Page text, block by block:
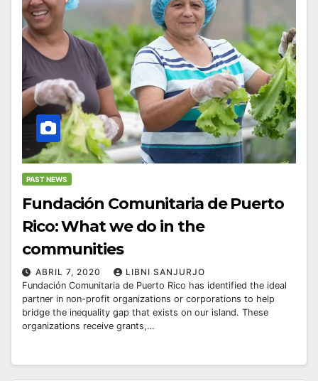
PAST NEWS
Fundación Comunitaria de Puerto
Rico: What we do in the
communities
ABRIL 7, 2020
LIBNI SANJURJO
Fundación Comunitaria de Puerto Rico has identified the ideal
partner in non-profit organizations or corporations to help
bridge the inequality gap that exists on our island. These
organizations receive grants,…